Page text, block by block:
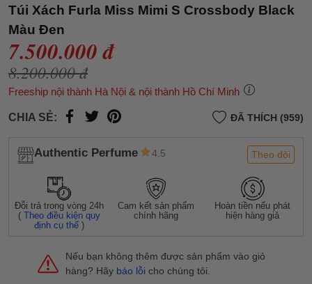
Túi Xách Furla Miss Mimi S Crossbody Black
Màu Đen
7.500.000 đ
8.200.000 đ
Freeship nội thành Hà Nội & nội thành Hồ Chí Minh
CHIA SẺ: ĐÃ THÍCH (959)
Authentic Perfume 4.5 Theo dõi
Đỗi trả trong vòng 24h
(Theo điều kiện quy
định cụ thể )
Cam kết sản phẩm
chính hãng
Hoàn tiền nếu phát
hiện hàng giả
Nếu bạn không thêm được sản phẩm vào giỏ
hàng? Hãy báo lỗi cho chúng tôi.